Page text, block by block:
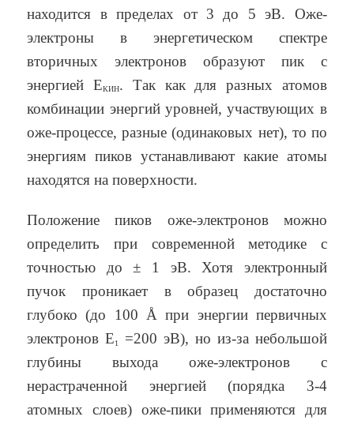
находится в пределах от 3 до 5 эВ. Оже-
электроны в энергетическом спектре
вторичных электронов образуют пик с
энергией ЕКИН. Так как для разных атомов
комбинации энергий уровней, участвующих в
оже-процессе, разные (одинаковых нет), то по
энергиям пиков устанавливают какие атомы
находятся на поверхности.
Положение пиков оже-электронов можно
определить при современной методике с
точностью до ± 1 эВ. Хотя электронный
пучок проникает в образец достаточно
глубоко (до 100 Å при энергии первичных
электронов Е1
=200 эВ), но из-за небольшой
глубины выхода оже-электронов с
нерастраченной энергией (порядка 3-4
атомных слоев) оже-пики применяются для